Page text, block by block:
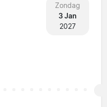
Zondag
3 Jan
2027